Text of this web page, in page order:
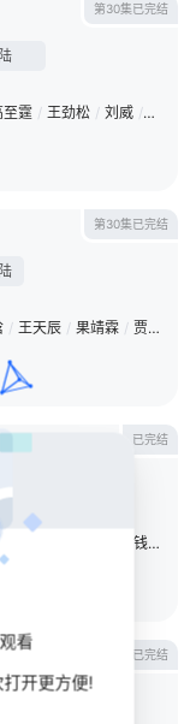
第30集已完结
至霆 / 王劲松 / 刘威 / 石云鹏
第30集已完结
/ 王天辰 / 果靖霖 / 贾冰
已完结
钱迪迪
已完结
看
开更方便!